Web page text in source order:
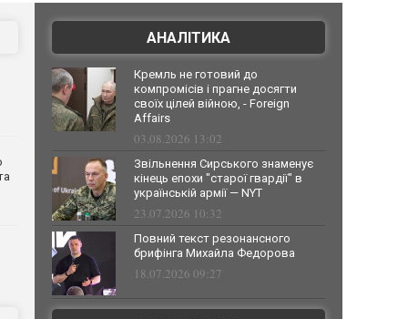
АНАЛІТИКА
Кремль не готовий до
компромісів і прагне досягти
своїх цілей війною, - Foreign
Affairs
03.08.2026 13:02
Звільнення Сирського знаменує
кінець епохи "старої гвардії" в
українській армії — NYT
23.07.2026 10:32
Повний текст резонансного
брифінга Михайла Федорова
18.07.2026 09:27